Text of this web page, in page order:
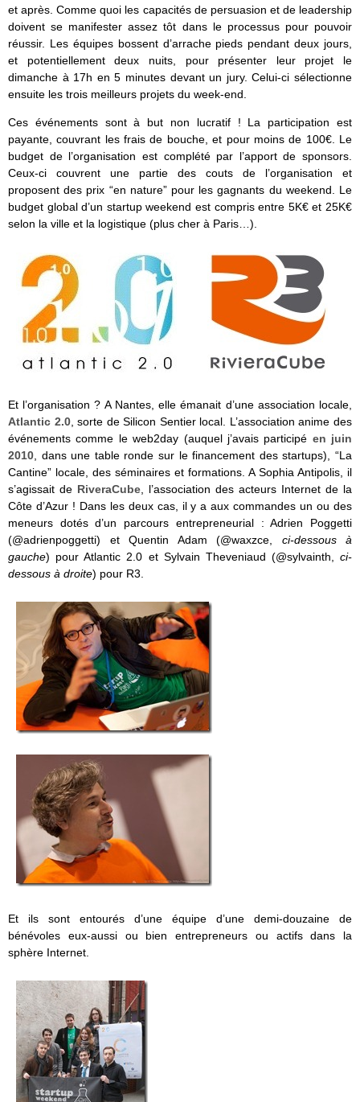
et après. Comme quoi les capacités de persuasion et de leadership
doivent se manifester assez tôt dans le processus pour pouvoir
réussir. Les équipes bossent d’arrache pieds pendant deux jours,
et potentiellement deux nuits, pour présenter leur projet le
dimanche à 17h en 5 minutes devant un jury. Celui-ci sélectionne
ensuite les trois meilleurs projets du week-end.
Ces événements sont à but non lucratif ! La participation est
payante, couvrant les frais de bouche, et pour moins de 100€. Le
budget de l’organisation est complété par l’apport de sponsors.
Ceux-ci couvrent une partie des couts de l’organisation et
proposent des prix “en nature” pour les gagnants du weekend. Le
budget global d’un startup weekend est compris entre 5K€ et 25K€
selon la ville et la logistique (plus cher à Paris…).
Et l’organisation ? A Nantes, elle émanait d’une association locale,
Atlantic 2.0, sorte de Silicon Sentier local. L’association anime des
événements comme le web2day (auquel j’avais participé en juin
2010 , dans une table ronde sur le financement des startups), “La
Cantine” locale, des séminaires et formations. A Sophia Antipolis, il
s’agissait de RiveraCube , l’association des acteurs Internet de la
Côte d’Azur ! Dans les deux cas, il y a aux commandes un ou des
meneurs dotés d’un parcours entrepreneurial : Adrien Poggetti
(@adrienpoggetti) et Quentin Adam (@waxzce, ci-dessous à
gauche) pour Atlantic 2.0 et Sylvain Theveniaud (@sylvainth, ci-
dessous à droite) pour R3.
Et ils sont entourés d’une équipe d’une demi-douzaine de
bénévoles eux-aussi ou bien entrepreneurs ou actifs dans la
sphère Internet.